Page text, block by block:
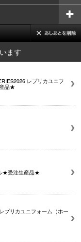
ます
レプリカユニフ
品★
★受注生産品★
プリカユニフォーム（ホー